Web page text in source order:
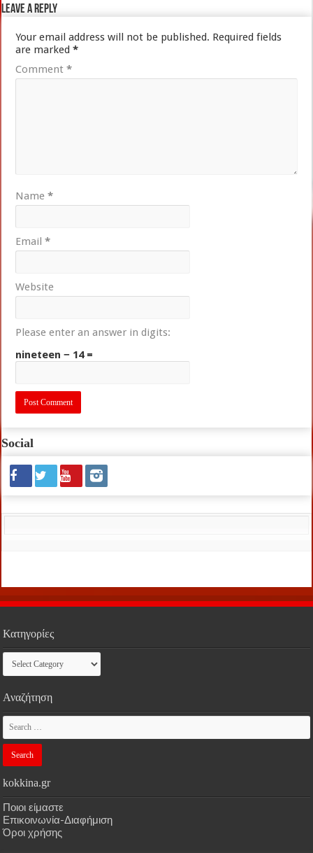
Leave a Reply
Your email address will not be published. Required fields
are marked*
Comment*
Name*
Email*
Website
Please enter an answer in digits:
nineteen − 14 =
Social
Κατηγορίες
Κατηγορίες
Αναζήτηση
kokkina.gr
Ποιοι είμαστε
Επικοινωνία-Διαφήμιση
Όροι χρήσης